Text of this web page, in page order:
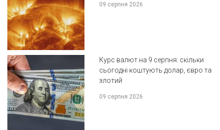
09 серпня 2026
Курс валют на 9 серпня: скільки
сьогодні коштують долар, євро та
злотий
09 серпня 2026